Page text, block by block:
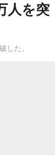
人を突
した。